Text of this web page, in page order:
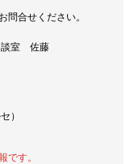
問合せください。
談室 佐藤
）
です。